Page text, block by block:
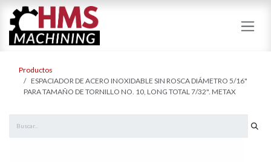
Ir al contenido
Productos
ESPACIADOR DE ACERO INOXIDABLE SIN ROSCA DIÁMETRO 5/16"
PARA TAMAÑO DE TORNILLO NO. 10, LONG TOTAL 7/32". METAX